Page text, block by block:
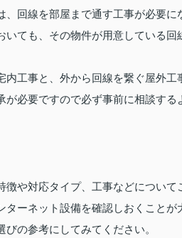
回線を部屋まで通す工事が必要に
いても、その物件が用意している
工事と、外から回線を繋ぐ屋外工
必要ですので必ず事前に相談する
や対応タイプ、工事などについて
ーネット設備を確認しおくことが
の参考にしてみてください。